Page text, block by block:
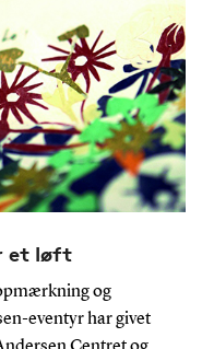
et løft
og
eventyr har givet